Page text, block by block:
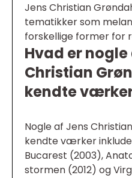
Jens Christian
tematikker som
forskellige former for
Hvad er nogle
Christian
kendte
Nogle af Jens
kendte værker
Bucarest (2003),
stormen (2012) og